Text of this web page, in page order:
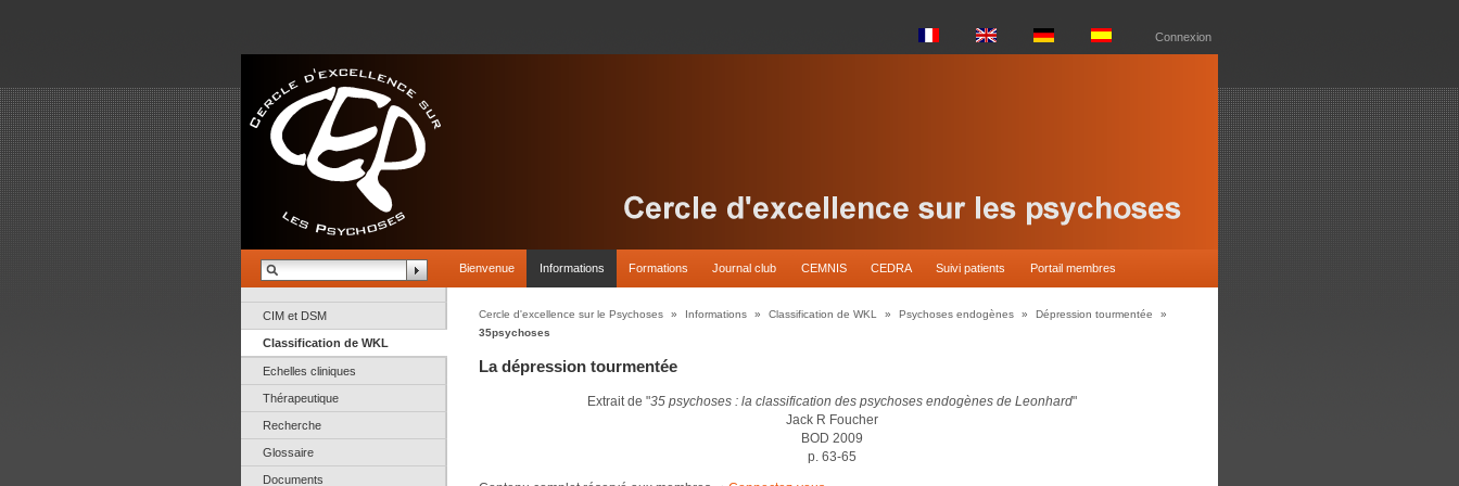
Connexion
Bienvenue Informations Formations Journal club CEMNIS CEDRA Suivi patients Portail membres
CIM et DSM
Classification de WKL
Echelles cliniques
Thérapeutique
Recherche
Glossaire
Documents
Cercle d'excellence sur le Psychoses » Informations » Classification de WKL » Psychoses endogènes » Dépression tourmentée
»
35psychoses
La dépression tourmentée
Extrait de "35 psychoses : la classification des psychoses endogènes de Leonhard"
Jack R Foucher
BOD 2009
p. 63-65